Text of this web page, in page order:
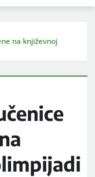
na književnoj